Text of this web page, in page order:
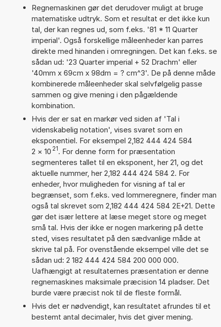
Regnemaskinen gør det derudover muligt at bruge
matematiske udtryk. Som et resultat er det ikke kun
tal, der kan regnes ud, som f.eks. '81 * 11 Quarter
imperial'. Også forskellige måleenheder kan parres
direkte med hinanden i omregningen. Det kan f.eks. se
sådan ud: '23 Quarter imperial + 52 Drachm' eller
'40mm x 69cm x 98dm = ? cm^3'. De på denne måde
kombinerede måleenheder skal selvfølgelig passe
sammen og give mening i den pågældende
kombination.
Hvis der er sat en markør ved siden af 'Tal i
videnskabelig notation', vises svaret som en
eksponentiel. For eksempel 2,182 444 424 584
2 × 10 21. For denne form for præsentation
segmenteres tallet til en eksponent, her 21, og det
aktuelle nummer, her 2,182 444 424 584 2. For
enheder, hvor muligheden for visning af tal er
begrænset, som f.eks. ved lommeregnere, finder man
også tal skrevet som 2,182 444 424 584 2E+21. Dette
gør det især lettere at læse meget store og meget
små tal. Hvis der ikke er nogen markering på dette
sted, vises resultatet på den sædvanlige måde at
skrive tal på. For ovenstående eksempel ville det se
sådan ud: 2 182 444 424 584 200 000 000.
Uafhængigt at resultaternes præsentation er denne
regnemaskines maksimale præcision 14 pladser. Det
burde være præcist nok til de fleste formål.
Hvis det er nødvendigt, kan resultatet afrundes til et
bestemt antal decimaler, hvis det giver mening.